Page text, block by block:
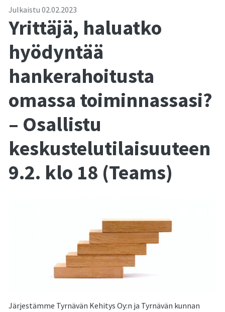
Julkaistu 02.02.2023
Yrittäjä, haluatko
hyödyntää
hankerahoitusta
omassa toiminnassasi?
– Osallistu
keskustelutilaisuuteen
9.2. klo 18 (Teams)
Järjestämme Tyrnävän Kehitys Oy:n ja Tyrnävän kunnan